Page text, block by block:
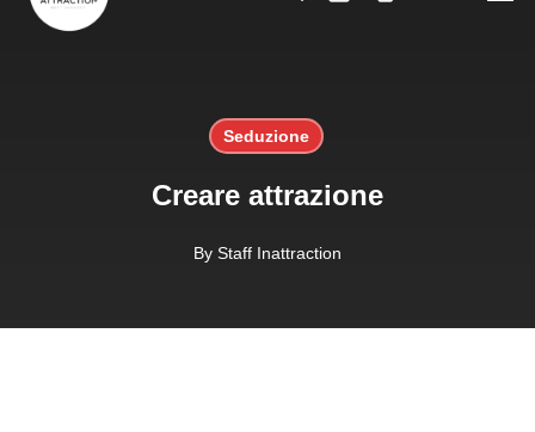
Seduzione
Creare attrazione
By Staff Inattraction